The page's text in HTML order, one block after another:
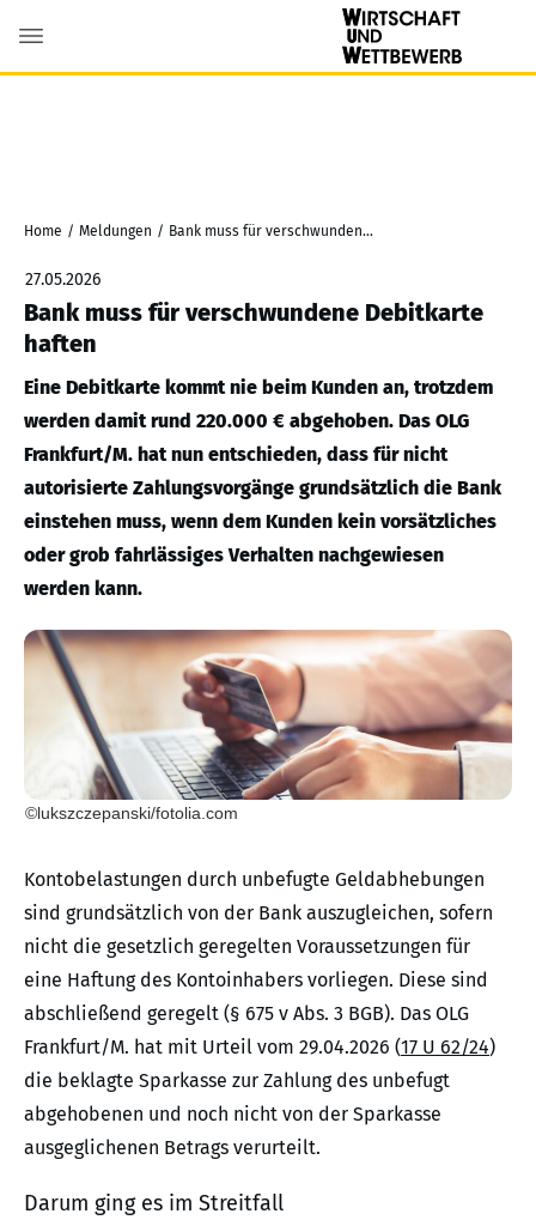
Home / Meldungen / Bank muss für verschwundene Debitkarte haften
27.05.2026
Bank muss für verschwundene Debitkarte
haften
Eine Debitkarte kommt nie beim Kunden an, trotzdem
werden damit rund 220.000 € abgehoben. Das OLG
Frankfurt/M. hat nun entschieden, dass für nicht
autorisierte Zahlungsvorgänge grundsätzlich die Bank
einstehen muss, wenn dem Kunden kein vorsätzliches
oder grob fahrlässiges Verhalten nachgewiesen
werden kann.
©lukszczepanski/fotolia.com
Kontobelastungen durch unbefugte Geldabhebungen
sind grundsätzlich von der Bank auszugleichen, sofern
nicht die gesetzlich geregelten Voraussetzungen für
eine Haftung des Kontoinhabers vorliegen. Diese sind
abschließend geregelt (§ 675 v Abs. 3 BGB). Das OLG
Frankfurt/M. hat mit Urteil vom 29.04.2026 (17 U 62/24)
die beklagte Sparkasse zur Zahlung des unbefugt
abgehobenen und noch nicht von der Sparkasse
ausgeglichenen Betrags verurteilt.
Darum ging es im Streitfall